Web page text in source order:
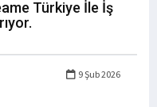
Türkiye İle İş
9 Şub 2026